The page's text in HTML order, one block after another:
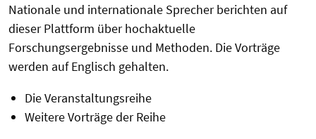
Nationale und internationale Sprecher berichten auf
dieser Plattform über hochaktuelle
Forschungsergebnisse und Methoden. Die Vorträge
werden auf Englisch gehalten.
Die Veranstaltungsreihe
Weitere Vorträge der Reihe